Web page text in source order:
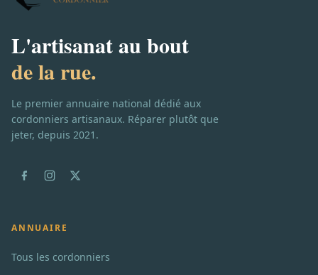
L'artisanat au bout
de la rue.
Le premier annuaire national dédié aux
cordonniers artisanaux. Réparer plutôt que
jeter, depuis 2021.
ANNUAIRE
Tous les cordonniers